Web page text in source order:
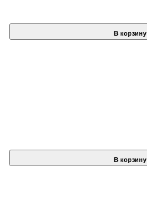
В корзину
В корзину